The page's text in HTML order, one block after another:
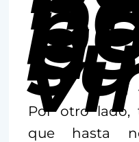
Por otro lado,
que hasta